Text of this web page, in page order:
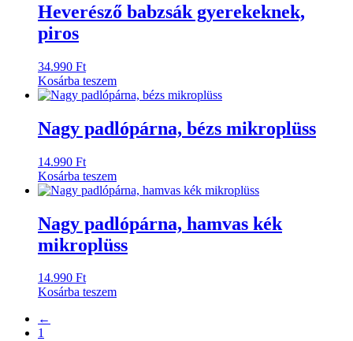
Heverésző babzsák gyerekeknek,
piros
34.990 Ft
Kosárba teszem
Nagy padlópárna, bézs mikroplüss
14.990 Ft
Kosárba teszem
Nagy padlópárna, hamvas kék
mikroplüss
14.990 Ft
Kosárba teszem
←
1